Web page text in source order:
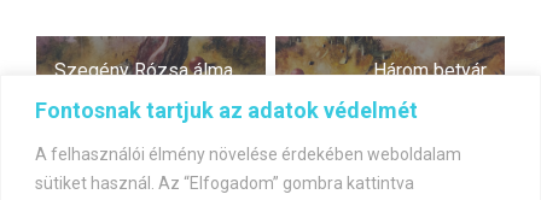
Fontosnak tartjuk az adatok védelmét
A felhasználói élmény növelése érdekében weboldalam
sütiket használ. Az “Elfogadom” gombra kattintva
Bejegyzés
navigáció
Szegény Rózsa álma Három betyár